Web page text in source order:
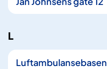
L
Luftambulansebasen